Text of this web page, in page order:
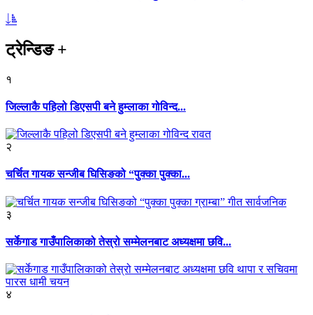
ट्रेन्डिङ+
१
जिल्लाकै पहिलो डिएसपी बने हुम्लाका गोविन्द...
२
चर्चित गायक सन्जीब घिसिङको “पुक्का पुक्का...
३
सर्केगाड गाउँपालिकाको तेस्रो सम्मेलनबाट अध्यक्षमा छवि...
४